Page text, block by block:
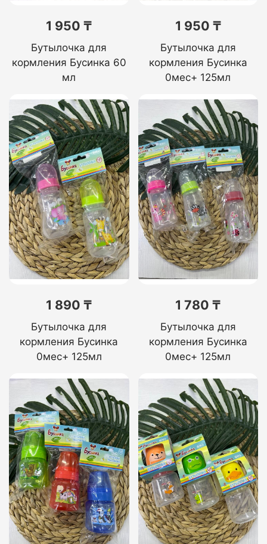
1 950 ₸
Бутылочка для
кормления Бусинка 60
мл
1 950 ₸
Бутылочка для
кормления Бусинка
0мес+ 125мл
1 890 ₸
Бутылочка для
кормления Бусинка
0мес+ 125мл
1 780 ₸
Бутылочка для
кормления Бусинка
0мес+ 125мл